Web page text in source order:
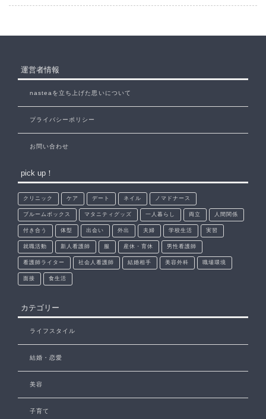
運営者情報
nasteaを立ち上げた思いについて
プライバシーポリシー
お問い合わせ
pick up！
クリニック ケア デート ネイル ノマドナース
ブルームボックス マタニティグッズ 一人暮らし 両立 人間関係
付き合う 体型 出会い 外出 夫婦 学校生活 実習
就職活動 新人看護師 服 産休・育休 男性看護師
看護師ライター 社会人看護師 結婚相手 美容外科 職場環境
面接 食生活
カテゴリー
ライフスタイル
結婚・恋愛
美容
子育て